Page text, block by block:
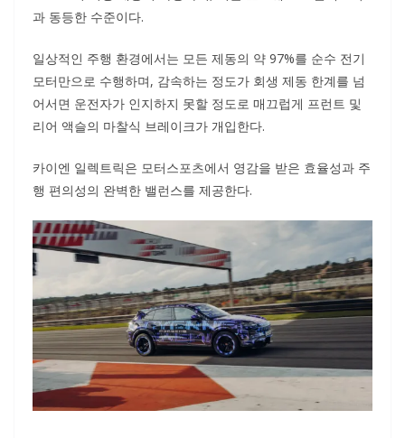
과 동등한 수준이다.
일상적인 주행 환경에서는 모든 제동의 약 97%를 순수 전기
모터만으로 수행하며, 감속하는 정도가 회생 제동 한계를 넘
어서면 운전자가 인지하지 못할 정도로 매끄럽게 프런트 및
리어 액슬의 마찰식 브레이크가 개입한다.
카이엔 일렉트릭은 모터스포츠에서 영감을 받은 효율성과 주
행 편의성의 완벽한 밸런스를 제공한다.